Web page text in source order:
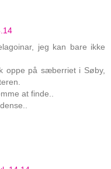
jeg kan bare ikke
oppe på sæberriet i Søby,
at finde..